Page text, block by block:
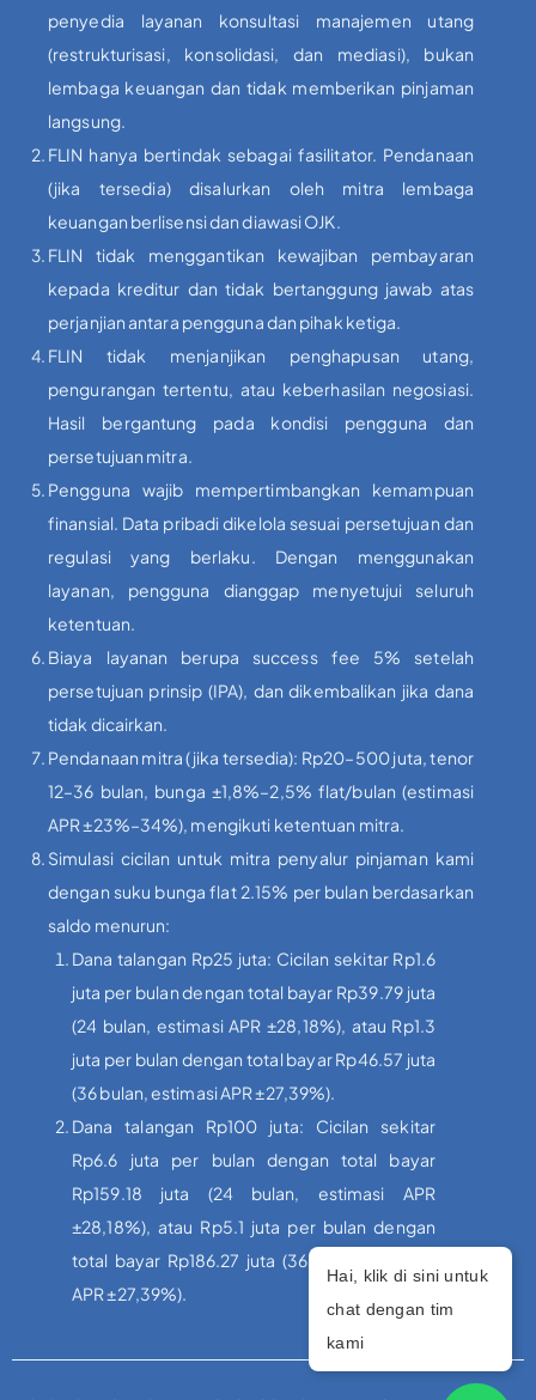
penyedia layanan konsultasi manajemen utang
(restrukturisasi, konsolidasi, dan mediasi), bukan
lembaga keuangan dan tidak memberikan pinjaman
langsung.
FLIN hanya bertindak sebagai fasilitator. Pendanaan
(jika tersedia) disalurkan oleh mitra lembaga
keuangan berlisensi dan diawasi OJK.
FLIN tidak menggantikan kewajiban pembayaran
kepada kreditur dan tidak bertanggung jawab atas
perjanjian antara pengguna dan pihak ketiga.
FLIN tidak menjanjikan penghapusan utang,
pengurangan tertentu, atau keberhasilan negosiasi.
Hasil bergantung pada kondisi pengguna dan
persetujuan mitra.
Pengguna wajib mempertimbangkan kemampuan
finansial. Data pribadi dikelola sesuai persetujuan dan
regulasi yang berlaku. Dengan menggunakan
layanan, pengguna dianggap menyetujui seluruh
ketentuan.
Biaya layanan berupa success fee 5% setelah
persetujuan prinsip (IPA), dan dikembalikan jika dana
tidak dicairkan.
Pendanaan mitra (jika tersedia): Rp20–500 juta, tenor
12–36 bulan, bunga ±1,8%–2,5% flat/bulan (estimasi
APR ±23%–34%), mengikuti ketentuan mitra.
Simulasi cicilan untuk mitra penyalur pinjaman kami
dengan suku bunga flat 2.15% per bulan berdasarkan
saldo menurun:
Dana talangan Rp25 juta: Cicilan sekitar Rp1.6
juta per bulan dengan total bayar Rp39.79 juta
(24 bulan, estimasi APR ±28,18%), atau Rp1.3
juta per bulan dengan total bayar Rp46.57 juta
(36 bulan, estimasi APR ±27,39%).
Dana talangan Rp100 juta: Cicilan sekitar
Rp6.6 juta per bulan dengan total bayar
Rp159.18 juta (24 bulan, estimasi APR
±28,18%), atau Rp5.1 juta per bulan dengan
total bayar Rp186.27 juta (36 bulan, estimasi
APR ±27,39%).
Hai, klik di sini untuk
chat dengan tim
kami